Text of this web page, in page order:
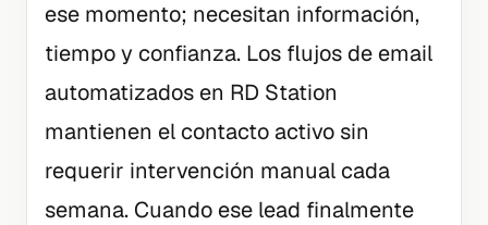
ese momento; necesitan información,
tiempo y confianza. Los flujos de email
automatizados en RD Station
mantienen el contacto activo sin
requerir intervención manual cada
semana. Cuando ese lead finalmente